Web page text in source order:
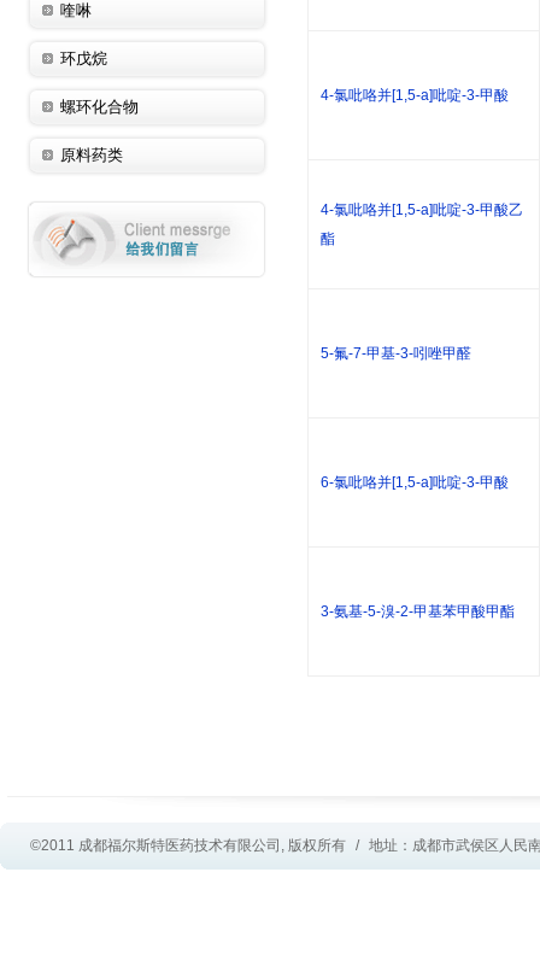
喹啉
环戊烷
螺环化合物
原料药类
4-氯吡咯并[1,5-a]吡啶-3-甲酸
4-氯吡咯并[1,5-a]吡啶-3-甲酸乙
酯
5-氟-7-甲基-3-吲唑甲醛
6-氯吡咯并[1,5-a]吡啶-3-甲酸
3-氨基-5-溴-2-甲基苯甲酸甲酯
©2011 成都福尔斯特医药技术有限公司, 版权所有 / 地址：成都市武侯区人民